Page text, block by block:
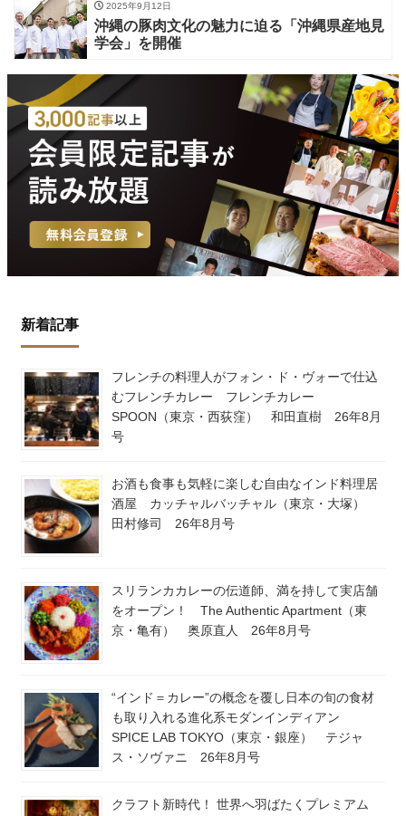
2025年9月12日
沖縄の豚肉文化の魅力に迫る「沖縄県産地見
学会」を開催
新着記事
フレンチの料理人がフォン・ド・ヴォーで仕込
むフレンチカレー フレンチカレー
SPOON（東京・西荻窪） 和田直樹 26年8月
号
お酒も食事も気軽に楽しむ自由なインド料理居
酒屋 カッチャルバッチャル（東京・大塚）
田村修司 26年8月号
スリランカカレーの伝道師、満を持して実店舗
をオープン！ The Authentic Apartment（東
京・亀有） 奥原直人 26年8月号
“インド＝カレー”の概念を覆し日本の旬の食材
も取り入れる進化系モダンインディアン
SPICE LAB TOKYO（東京・銀座） テジャ
ス・ソヴァニ 26年8月号
クラフト新時代！ 世界へ羽ばたくプレミアム